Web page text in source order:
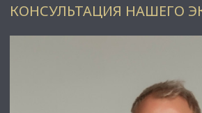
КОНСУЛЬТАЦИЯ НАШЕГО